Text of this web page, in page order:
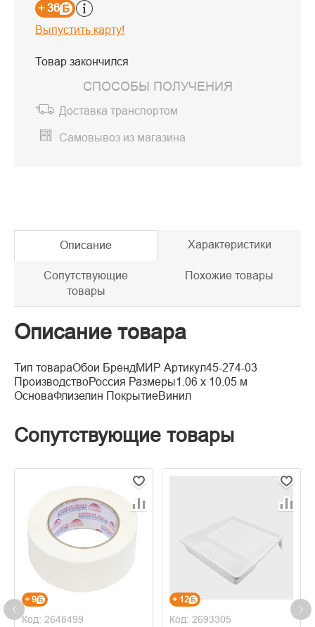
+ 36
Выпустить карту!
Товар закончился
СПОСОБЫ ПОЛУЧЕНИЯ
Доставка транспортом
Самовывоз из магазина
Описание Характеристики
Сопутствующие
товары
Похожие товары
Описание товара
Тип товараОбои БрендМИР Артикул45-274-03
ПроизводствоРоссия Размеры1.06 x 10.05 м
ОсноваФлизелин ПокрытиеВинил
Сопутствующие товары
+ 9
Код: 2648499
+ 12
Код: 2693305